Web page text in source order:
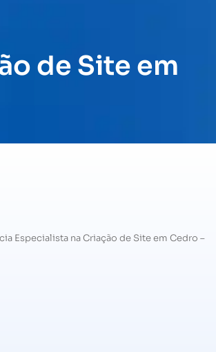
de Site em
Especialista na Criação de Site em Cedro –